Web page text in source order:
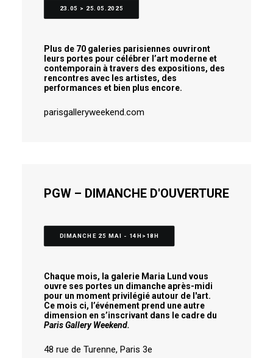
23.05 > 25.05.2025
Plus de 70 galeries parisiennes ouvriront
leurs portes pour célébrer l’art moderne et
contemporain à travers des expositions, des
rencontres avec les artistes, des
performances et bien plus encore.
parisgalleryweekend.com
PGW – DIMANCHE D'OUVERTURE
DIMANCHE 25 MAI - 14H>18H
Chaque mois, la galerie Maria Lund vous
ouvre ses portes un dimanche après-midi
pour un moment privilégié autour de l'art.
Ce mois ci, l’événement prend une autre
dimension en s’inscrivant dans le cadre du
Paris Gallery Weekend.
48 rue de Turenne, Paris 3e